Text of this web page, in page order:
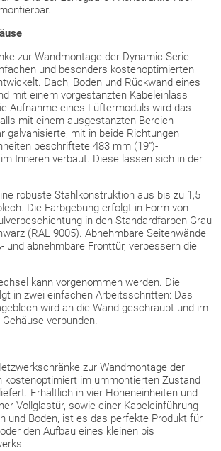
zur Wandmontage der Dynamic Serie
und besonders kostenoptimierten
Dach, Boden und Rückwand eines
mit einem vorgestanzten Kabeleinlass
Aufnahme eines Lüftermoduls wird das
mit einem ausgestanzten Bereich
galvanisierte, mit in beide Richtungen
beschriftete 483 mm (19")-
Inneren verbaut. Diese lassen sich in der
robuste Stahlkonstruktion aus bis zu 1,5
Die Farbgebung erfolgt in Form von
in den Standardfarben Grau
(RAL 9005). Abnehmbare Seitenwände
und abnehmbare Fronttür, verbessern die
kann vorgenommen werden. Die
in zwei einfachen Arbeitsschritten: Das
wird an die Wand geschraubt und im
verbunden.
zur Wandmontage der
kostenoptimiert im ummontierten Zustand
Erhältlich in vier Höheneinheiten und
Vollglastür, sowie einer Kabeleinführung
und Boden, ist es das perfekte Produkt für
den Aufbau eines kleinen bis